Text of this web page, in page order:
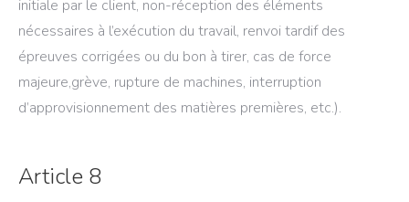
initiale par le client, non-réception des éléments
nécessaires à l’exécution du travail, renvoi tardif des
épreuves corrigées ou du bon à tirer, cas de force
majeure,grève, rupture de machines, interruption
d’approvisionnement des matières premières, etc.).
Article 8